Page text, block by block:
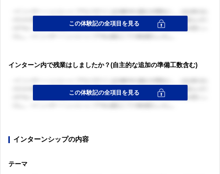
インターン内で残業はしましたか？(自主的な追加の準備工数含む)
インターンシップの内容
テーマ